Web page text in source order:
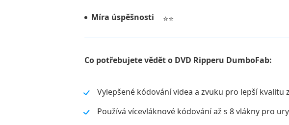
Míra úspěšnosti
⭐⭐
Co potřebujete vědět o DVD Ripperu DumboFab:
Vylepšené kódování videa a zvuku pro lepší kvalitu
Používá vícevláknové kódování až s 8 vlákny pro